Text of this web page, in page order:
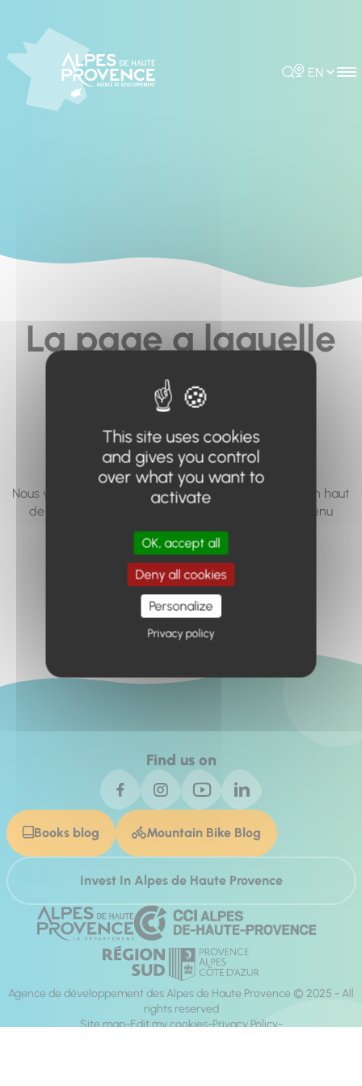
Rechercher
Choisir la
La page a laquelle
vous cherchez à
accéder n'existe
pas... ou plus.
Nous vous invitons à utiliser le moteur de recherche en haut
de page, ou à utiliser le menu pour trouver le contenu
recherché.
Retour à l'accueil
Find us on
Books blog Mountain Bike Blog
Invest In Alpes de Haute Provence
Agence de développement des Alpes de Haute Provence © 2025 - All
rights reserved
Site map Edit my cookies Privacy Policy
This site uses cookies
and gives you control
over what you want to
activate
OK, accept all
Deny all cookies
Personalize
Privacy policy